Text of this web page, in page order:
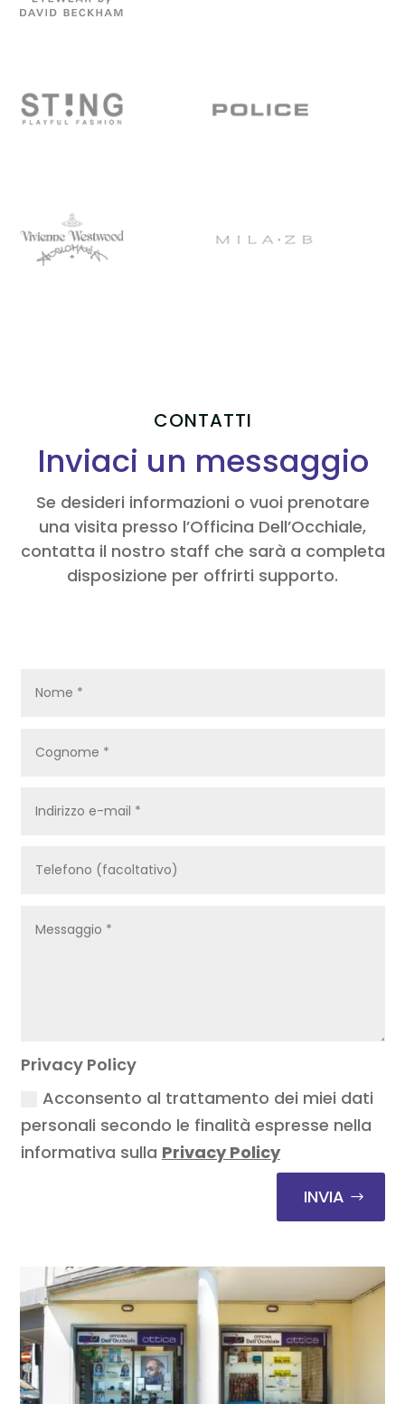
CONTATTI
Inviaci un messaggio
Se desideri informazioni o vuoi prenotare
una visita presso l’Officina Dell’Occhiale,
contatta il nostro staff che sarà a completa
disposizione per offrirti supporto.
Privacy Policy
Acconsento al trattamento dei miei dati
personali secondo le finalità espresse nella
informativa sulla Privacy Policy
INVIA